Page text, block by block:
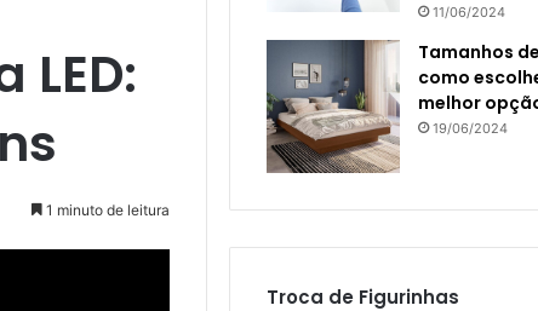
1 minuto de leitura
11/06/2024
Tamanhos
como
melhor
19/06/2024
Troca de Figurinhas